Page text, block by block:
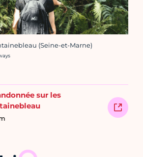
(Seine-et-Marne)
sur les